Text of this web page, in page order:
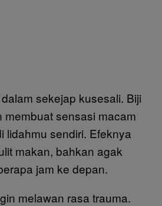
sekejap kusesali. Biji
membuat sensasi macam
lidahmu sendiri. Efeknya
makan, bahkan agak
jam ke depan.
melawan rasa trauma.